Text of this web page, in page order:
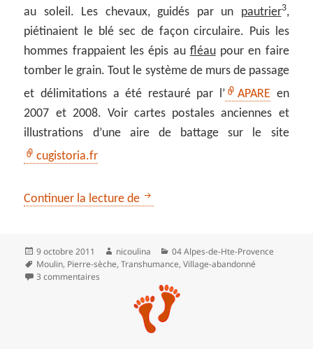
au soleil. Les chevaux, guidés par un pautrier3,
piétinaient le blé sec de façon circulaire. Puis les
hommes frappaient les épis au fléaupour en faire
tomber le grain. Tout le système de murs de passage
et délimitations a été restauré par l’
APARE en
2007 et 2008. Voir cartes postales anciennes et
illustrations d’une aire de battage sur le site
cugistoria.fr
Continuer la lecture de ** Le Haut Montsalier, village
Publié
le
9 octobre 2011 Auteur
nicoulina Catégories
04 Alpes-de-Hte-Provence
Mots-
clés
Moulin, Pierre-sèche,Transhumance,Village-abandonné
3 commentaires sur ** Le Haut Montsalier, village abandonné